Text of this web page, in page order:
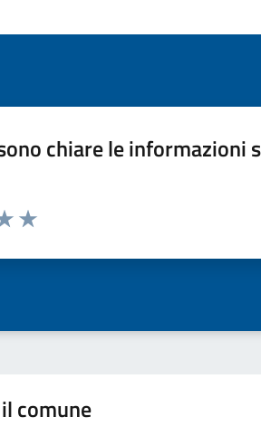
chiare le informazioni
la pagina
comune